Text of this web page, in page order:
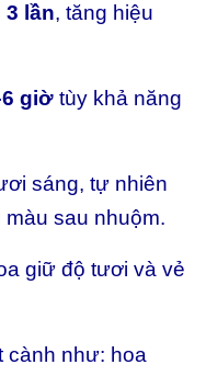
3 lần, tăng hiệu
giờ tùy khả năng
sáng, tự nhiên
sau nhuộm.
giữ độ tươi và vẻ
cành như: hoa